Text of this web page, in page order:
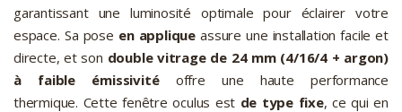
garantissant une luminosité optimale pour éclairer votre
espace. Sa pose en applique assure une installation facile et
directe, et son double vitrage de 24 mm (4/16/4 + argon)
à faible émissivitéoffre une haute performance
thermique. Cette fenêtre oculus est de type fixe, ce qui en